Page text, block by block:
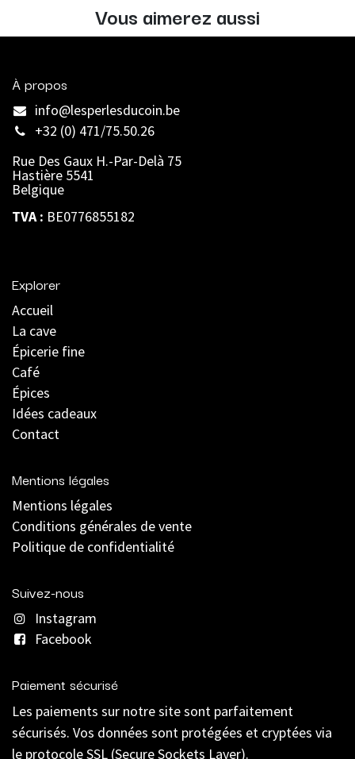
Vous aimerez aussi
À propos
info@lesperlesducoin.be​
+32 (0) 471/75.50.26
Rue Des Gaux H.-Par-Delà 75
Hastière 5541
Belgique
TVA : BE0776855182
Explorer
Accueil
La cave
Épicerie fine
Café
Épices
Idées cadeaux
Contact
Mentions légales
Mentions légales
Conditions générales de vente
Politique de confidentialité
Suivez-nous
Instagram
Facebook
Paiement sécurisé
Les paiements sur notre site sont parfaitement
sécurisés. Vos données sont protégées et cryptées via
le protocole SSL (Secure Sockets Layer).